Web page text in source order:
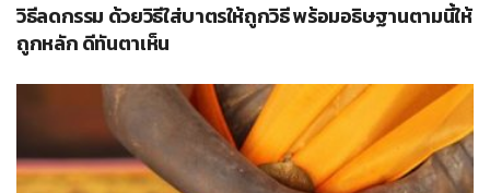
วิธีลดกรรม ด้วยวิธีใส่บาตรให้ถูกวิธี พร้อมอธิษฐานตามนี้ให้
ถูกหลัก ดีทันตาเห็น